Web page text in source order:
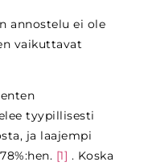
annostelu ei ole
vaikuttavat
tyypillisesti
ja laajempi
[1] . Koska